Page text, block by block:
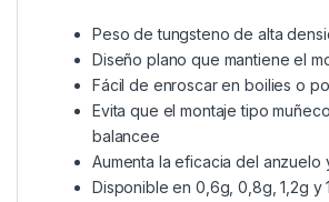
Peso de tungsteno de alta
Diseño plano que mantiene el
Fácil de enroscar en boilies o
Evita que el montaje tipo
balancee
Aumenta la eficacia del anzuelo
Disponible en 0,6g, 0,8g, 1,2g y